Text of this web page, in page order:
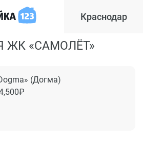
Краснодар
ЖК «САМОЛЁТ»
(Догма)